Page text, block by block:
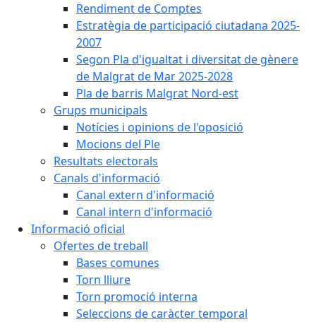
Rendiment de Comptes
Estratègia de participació ciutadana 2025-
2007
Segon Pla d'igualtat i diversitat de gènere
de Malgrat de Mar 2025-2028
Pla de barris Malgrat Nord-est
Grups municipals
Notícies i opinions de l'oposició
Mocions del Ple
Resultats electorals
Canals d'informació
Canal extern d'informació
Canal intern d'informació
Informació oficial
Ofertes de treball
Bases comunes
Torn lliure
Torn promoció interna
Seleccions de caràcter temporal